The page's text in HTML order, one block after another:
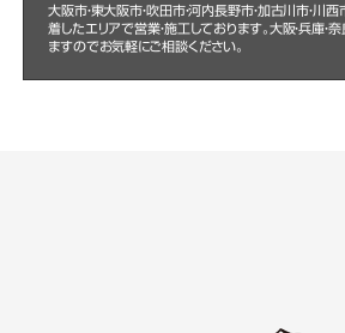
大阪市・東大阪市・吹田市・河内長野市・加古川市・川
着したエリアで営業・施工しております。大阪・兵庫・
ますのでお気軽にご相談ください。